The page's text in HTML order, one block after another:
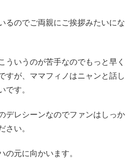
るのでご両親にご挨拶みたいにな
ういうのが苦手なのでもっと早く
すが、ママフィノはニャンと話し
です。
デレシーンなのでファンはしっか
さい。
の元に向かいます。